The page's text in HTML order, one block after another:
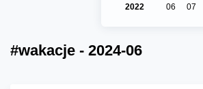
2022
06 07
#wakacje - 2024-06